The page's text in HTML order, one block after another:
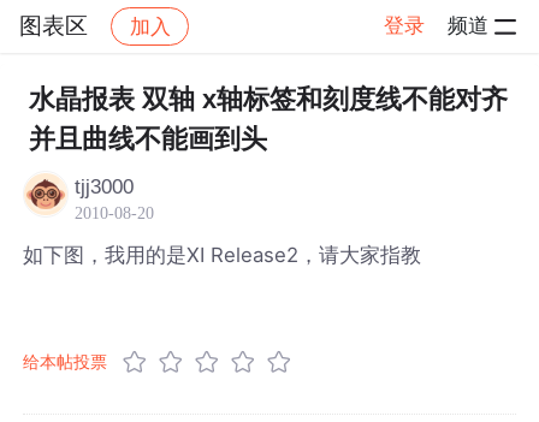
图表区 加入 登录 频道
社区 图表区 帖子详情
水晶报表 双轴 x轴标签和刻度线不能对齐
并且曲线不能画到头
tjj3000
2010-08-20
如下图，我用的是XI Release2，请大家指教
给本帖投票